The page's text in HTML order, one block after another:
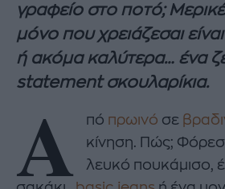
γραφείο στο ποτό;
μόνο που χρειάζεσαι
ή ακόμα καλύτερα… ένα
statement σκουλαρίκια.
Α πό πρωινό σε
κίνηση. Πώς;
λευκό πουκάμισο,